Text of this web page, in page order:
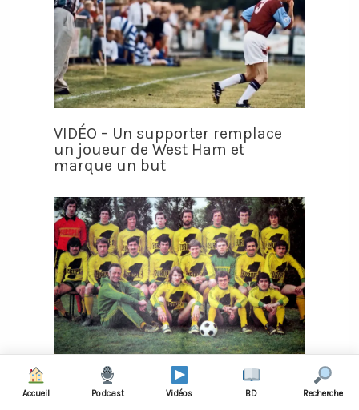
VIDÉO – Un supporter remplace
un joueur de West Ham et
marque un but
VIDÉO - Le FC Nantes maraboute
sa pelouse et reste invaincu
Accueil Podcast Vidéos BD Recherche